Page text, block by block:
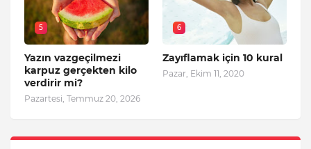
5
Yazın vazgeçilmezi
karpuz gerçekten kilo
verdirir mi?
Pazartesi, Temmuz 20, 2026
6
Zayıflamak için 10 kural
Pazar, Ekim 11, 2020